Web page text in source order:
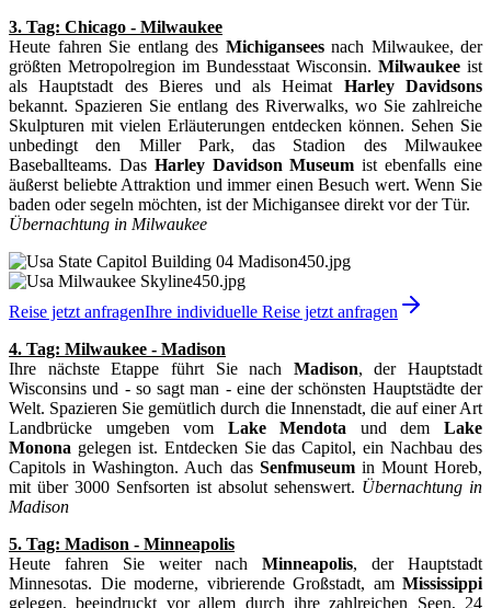
3. Tag: Chicago - Milwaukee
Heute fahren Sie entlang des Michiganseesnach Milwaukee, der
größten Metropolregion im Bundesstaat Wisconsin. Milwaukee ist
als Hauptstadt des Bieres und als Heimat Harley Davidsons
bekannt. Spazieren Sie entlang des Riverwalks, wo Sie zahlreiche
Skulpturen mit vielen Erläuterungen entdecken können. Sehen Sie
unbedingt den Miller Park, das Stadion des Milwaukee
Baseballteams. Das Harley Davidson Museum ist ebenfalls eine
äußerst beliebte Attraktion und immer einen Besuch wert. Wenn Sie
baden oder segeln möchten, ist der Michigansee direkt vor der Tür.
Übernachtung in Milwaukee
Reise jetzt anfragenIhre individuelle Reise jetzt anfragen
4. Tag: Milwaukee - Madison
Ihre nächste Etappe führt Sie nach Madison, der Hauptstadt
Wisconsins und - so sagt man - eine der schönsten Hauptstädte der
Welt. Spazieren Sie gemütlich durch die Innenstadt, die auf einer Art
Landbrücke umgeben vom Lake Mendota und demLake
Monona gelegen ist. Entdecken Sie das Capitol, ein Nachbau des
Capitols in Washington. Auch das Senfmuseumin Mount Horeb,
mit über 3000 Senfsorten ist absolut sehenswert. Übernachtung in
Madison
5. Tag: Madison - Minneapolis
Heute fahren Sie weiter nachMinneapolis, der Hauptstadt
Minnesotas. Die moderne, vibrierende Großstadt, amMississippi
gelegen, beeindruckt vor allem durch ihre zahlreichen Seen, 24